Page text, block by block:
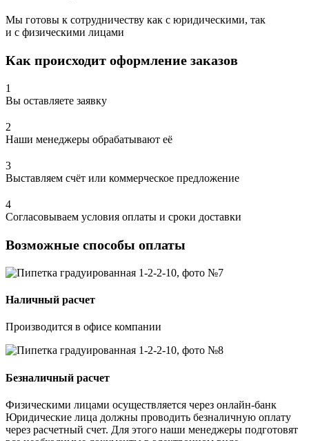
Мы готовы к сотрудничеству как с юридическими, так
и с физическими лицами
Как происходит оформление заказов
1
Вы оставляете заявку
2
Наши менеджеры обрабатывают её
3
Выставляем счёт или коммерческое предложение
4
Согласовываем условия оплаты и сроки доставки
Возможные способы оплаты
Наличный расчет
Производится в офисе компании
Безналичный расчет
Физическими лицами осуществляется через онлайн-банк
Юридические лица должны проводить безналичную оплату
через расчетный счет. Для этого наши менеджеры подготовят